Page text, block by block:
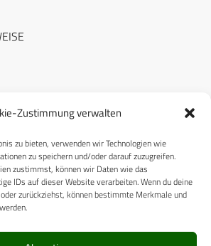
Zustimmung verwalten
zu bieten, verwenden wir Technologien wie
zu speichern und/oder darauf zuzugreifen.
zustimmst, können wir Daten wie das
IDs auf dieser Website verarbeiten. Wenn du deine
zurückziehst, können bestimmte Merkmale und
(EU)